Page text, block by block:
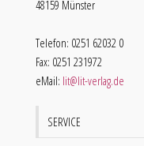
48159 Münster
Telefon: 0251 62032 0
Fax: 0251 231972
eMail: lit@lit-verlag.de
SERVICE